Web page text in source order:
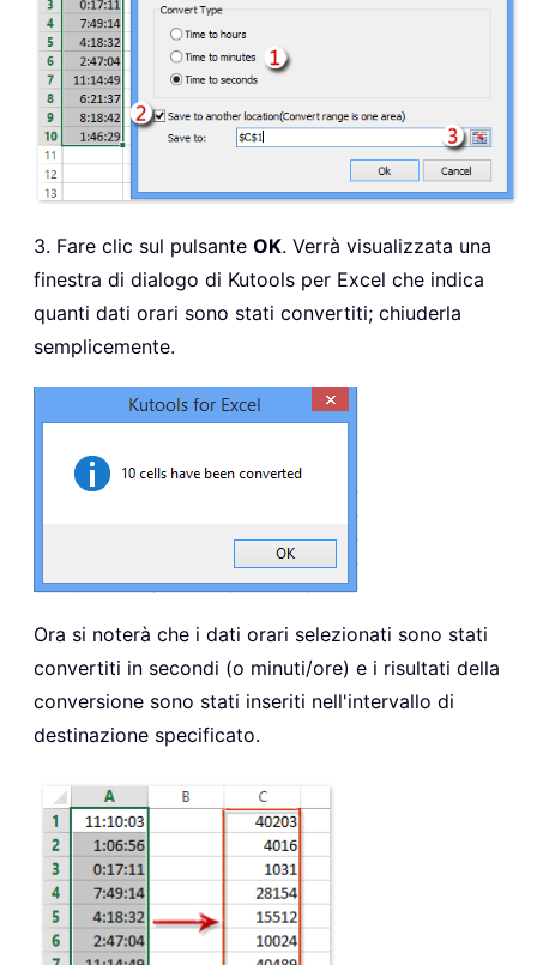
3. Fare clic sul pulsante OK. Verrà visualizzata una
finestra di dialogo di Kutools per Excel che indica
quanti dati orari sono stati convertiti; chiuderla
semplicemente.
Ora si noterà che i dati orari selezionati sono stati
convertiti in secondi (o minuti/ore) e i risultati della
conversione sono stati inseriti nell'intervallo di
destinazione specificato.